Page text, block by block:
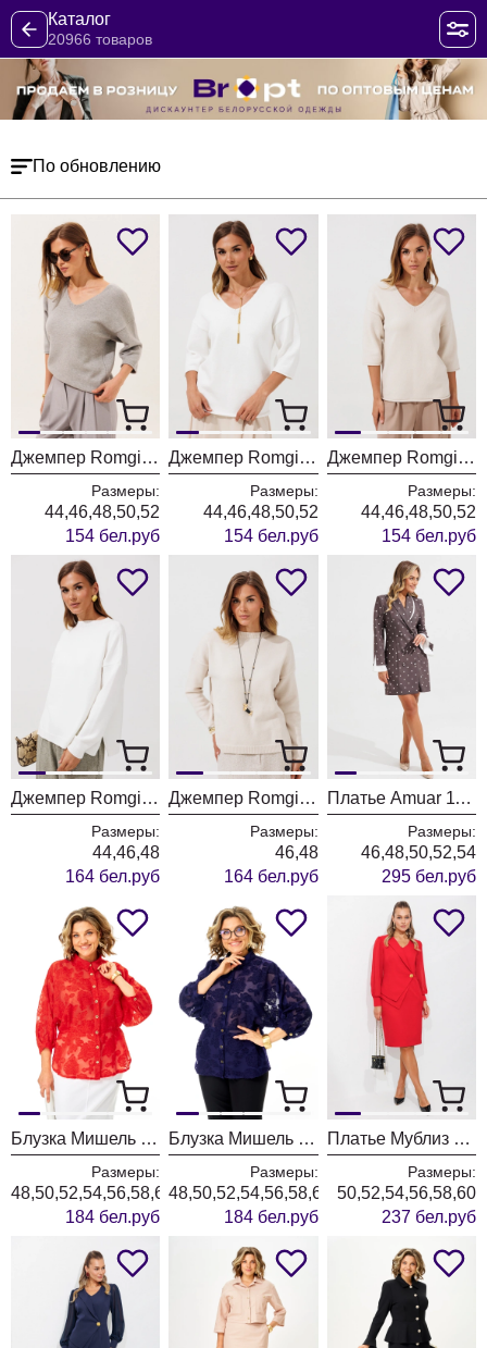
Каталог
20966 товаров
По обновлению
Джемпер Romgil РВ0464-ВИ5 серый меланж
Размеры:
44,46,48,50,52
154 бел.руб
Джемпер Romgil РВ0464-ВИ5 молочный
Размеры:
44,46,48,50,52
154 бел.руб
Джемпер Romgil РВ0464-ВИ5 ванильный
Размеры:
44,46,48,50,52
154 бел.руб
Джемпер Romgil РВ0435-ВИ5 молочный
Размеры:
44,46,48
164 бел.руб
Джемпер Romgil РВ0435-ВИ5 ванильный
Размеры:
46,48
164 бел.руб
Платье Amuar 1136
Размеры:
46,48,50,52,54
295 бел.руб
Блузка Мишель Шик 802 красный
Размеры:
48,50,52,54,56,58,60,62
184 бел.руб
Блузка Мишель Шик 802 синий
Размеры:
48,50,52,54,56,58,60,62
184 бел.руб
Платье Мублиз 342 красный
Размеры:
50,52,54,56,58,60
237 бел.руб